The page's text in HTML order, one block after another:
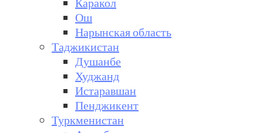
Ош
Нарынская область
Таджикистан
Душанбе
Худжанд
Истаравшан
Пенджикент
Туркменистан